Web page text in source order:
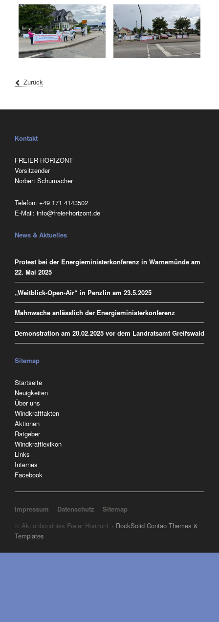
Zurück
Kontakt
FREIER HORIZONT
Vorsitzender
Norbert Schumacher
Telefon: ‭+49 171 4143502
E-Mail: info@freier-horizont.de
News & Aktuelles
Protest bei der Energieministerkonferenz in Warnemünde am
22. Mai 2025
„Weitblick-Open-Air“ in Penzlin am 23.5.2025
Mahnwache anlässlich der Energieministerkonferenz
Demonstration am 20.02.2025 vor dem Landratsamt Greifswald
Sitemap
Navigation
überspringen
Startseite
Neuigkeiten
Über uns
Windkraftfakten
Aktionen
Ratgeber
Windkraftlexikon
Links
Internes
Facebook
Navigation überspringen
Impressum Datenschutz
Sitemap
© Aktionbündniss Freier Horizont
RockSolid Contao Themes &
Templates